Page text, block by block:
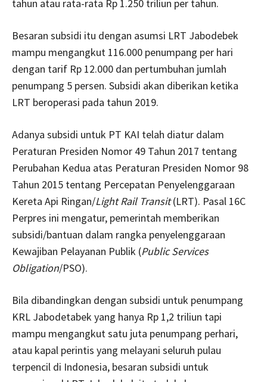
tahun atau rata-rata Rp 1.250 triliun per tahun.
Besaran subsidi itu dengan asumsi LRT Jabodebek
mampu mengangkut 116.000 penumpang per hari
dengan tarif Rp 12.000 dan pertumbuhan jumlah
penumpang 5 persen. Subsidi akan diberikan ketika
LRT beroperasi pada tahun 2019.
Adanya subsidi untuk PT KAI telah diatur dalam
Peraturan Presiden Nomor 49 Tahun 2017 tentang
Perubahan Kedua atas Peraturan Presiden Nomor 98
Tahun 2015 tentang Percepatan Penyelenggaraan
Kereta Api Ringan/Light Rail Transit(LRT). Pasal 16C
Perpres ini mengatur, pemerintah memberikan
subsidi/bantuan dalam rangka penyelenggaraan
Kewajiban Pelayanan Publik (Public Services
Obligation/PSO).
Bila dibandingkan dengan subsidi untuk penumpang
KRL Jabodetabek yang hanya Rp 1,2 triliun tapi
mampu mengangkut satu juta penumpang perhari,
atau kapal perintis yang melayani seluruh pulau
terpencil di Indonesia, besaran subsidi untuk